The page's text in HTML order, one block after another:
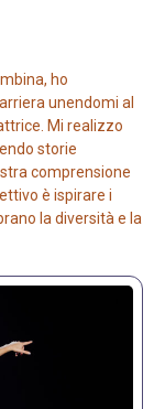
ho
unendomi al
Mi realizzo
storie
comprensione
è ispirare i
la diversità e la